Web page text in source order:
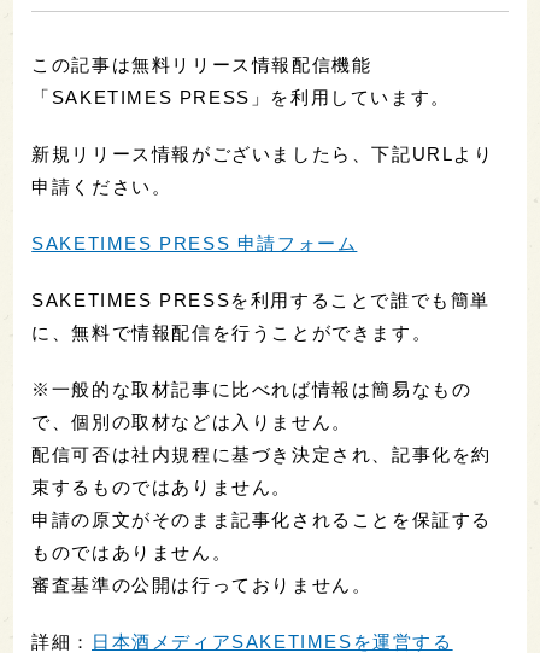
この記事は無料リリース情報配信機能
「SAKETIMES PRESS」を利用しています。
新規リリース情報がございましたら、下記URLより
申請ください。
SAKETIMES PRESS 申請フォーム
SAKETIMES PRESSを利用することで誰でも簡単
に、無料で情報配信を行うことができます。
※一般的な取材記事に比べれば情報は簡易なもの
で、個別の取材などは入りません。
配信可否は社内規程に基づき決定され、記事化を約
束するものではありません。
申請の原文がそのまま記事化されることを保証する
ものではありません。
審査基準の公開は行っておりません。
詳細： 日本酒メディアSAKETIMESを運営する